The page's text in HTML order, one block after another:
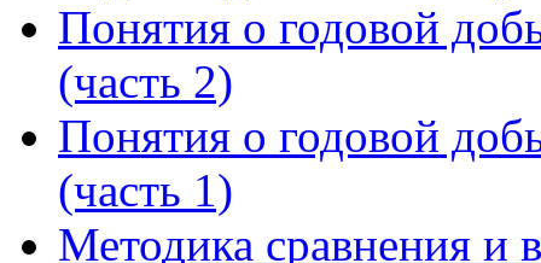
Понятия о годовой
(часть 2)
Понятия о годовой
(часть 1)
Методика сравнения и